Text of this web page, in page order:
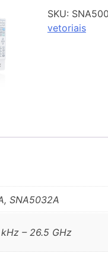
SKU:
vetoriais
SNA5032A
– 26.5 GHz